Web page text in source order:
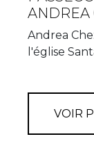
ANDREA
Andrea
l'église
VOIR